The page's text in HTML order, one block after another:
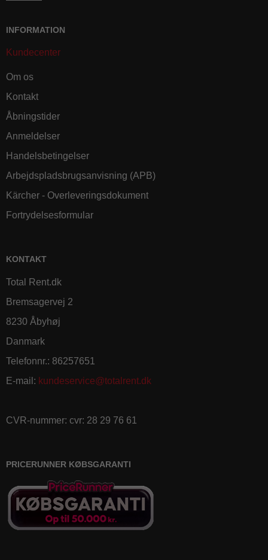
INFORMATION
Kundecenter
Om os
Kontakt
Åbningstider
Anmeldelser
Handelsbetingelser
Arbejdspladsbrugsanvisning (APB)
Kärcher - Overleveringsdokument
Fortrydelsesformular
KONTAKT
Total Rent.dk
Bremsagervej 2
8230 Åbyhøj
Danmark
Telefonnr.: 86257651
E-mail : kundeservice@totalrent.dk
CVR-nummer: cvr: 28 29 76 61
PRICERUNNER KØBSGARANTI